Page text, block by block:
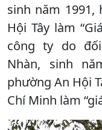
sinh năm
Hội Tây làm
công ty do
Nhàn, sinh
phường An Hội
Chí Minh làm